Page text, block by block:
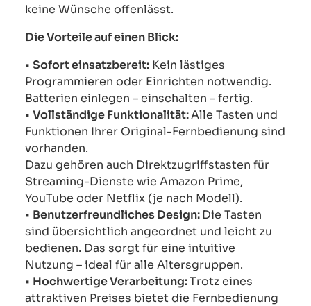
keine Wünsche offenlässt.
Die Vorteile auf einen Blick:
• Sofort einsatzbereit: Kein lästiges
Programmieren oder Einrichten notwendig.
Batterien einlegen – einschalten – fertig.
• Vollständige Funktionalität:Alle Tasten und
Funktionen Ihrer Original-Fernbedienung sind
vorhanden.
Dazu gehören auch Direktzugriffstasten für
Streaming-Dienste wie Amazon Prime,
YouTube oder Netflix (je nach Modell).
• Benutzerfreundliches Design:Die Tasten
sind übersichtlich angeordnet und leicht zu
bedienen. Das sorgt für eine intuitive
Nutzung – ideal für alle Altersgruppen.
• Hochwertige Verarbeitung:Trotz eines
attraktiven Preises bietet die Fernbedienung